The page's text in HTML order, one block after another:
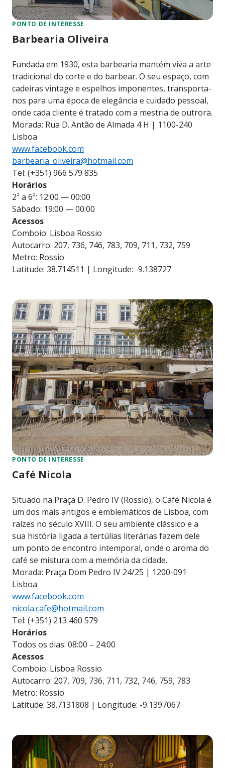
PONTO DE INTERESSE
Barbearia Oliveira
Fundada em 1930, esta barbearia mantém viva a arte
tradicional do corte e do barbear. O seu espaço, com
cadeiras vintage e espelhos imponentes, transporta-
nos para uma época de elegância e cuidado pessoal,
onde cada cliente é tratado com a mestria de outrora.
Morada: Rua D. Antão de Almada 4 H | 1100-240
Lisboa
www.facebook.com
barbearia_oliveira@hotmail.com
Tel: (+351) 966 579 835
Horários
2ª a 6ª: 12:00 — 00:00
Sábado: 19:00 — 00:00
Acessos
Comboio: Lisboa Rossio
Autocarro: 207, 736, 746, 783, 709, 711, 732, 759
Metro: Rossio
Latitude: 38.714511 | Longitude: -9.138727
PONTO DE INTERESSE
Café Nicola
Situado na Praça D. Pedro IV (Rossio), o Café Nicola é
um dos mais antigos e emblemáticos de Lisboa, com
raízes no século XVIII. O seu ambiente clássico e a
sua história ligada a tertúlias literárias fazem dele
um ponto de encontro intemporal, onde o aroma do
café se mistura com a memória da cidade.
Morada: Praça Dom Pedro IV 24/25 | 1200-091
Lisboa
www.facebook.com
nicola.cafe@hotmail.com
Tel: (+351) 213 460 579
Horários
Todos os dias: 08:00 – 24:00
Acessos
Comboio: Lisboa Rossio
Autocarro: 207, 709, 736, 711, 732, 746, 759, 783
Metro: Rossio
Latitude: 38.7131808 | Longitude: -9.1397067